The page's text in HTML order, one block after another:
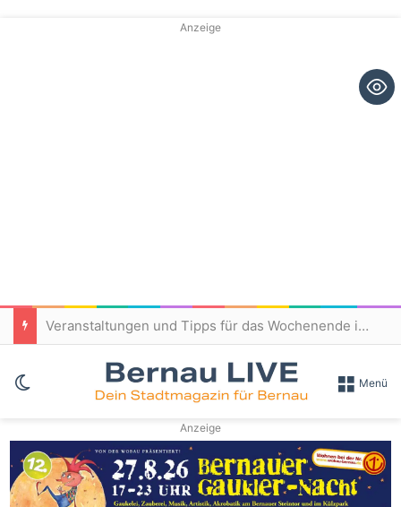
Anzeige
Veranstaltungen und Tipps für das Wochenende in und um Bernau
Skin umschalten Menü
Anzeige